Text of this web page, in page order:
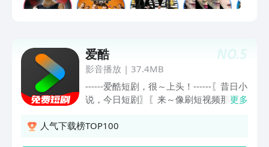
NO.5
爱酷
影音播放 | 37.4MB
------爱酷短剧，很～上头！------〖昔日小
说，今日短剧〗〖来～像刷短视频那样看
爆点多！上个厕所刷2集、吃饭刷10集、
更多
人气下载榜TOP100